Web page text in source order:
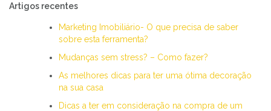
Artigos recentes
Marketing Imobiliário- O que precisa de saber
sobre esta ferramenta?
Mudanças sem stress? – Como fazer?
As melhores dicas para ter uma ótima decoração
na sua casa
Dicas a ter em consideração na compra de um